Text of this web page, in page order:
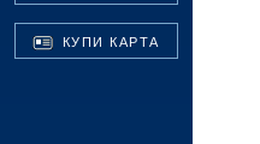
КУПИ КАРТА